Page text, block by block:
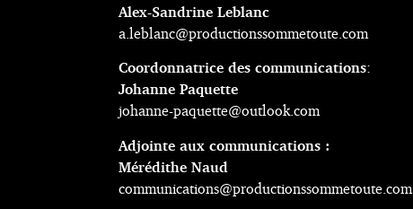
Alex-Sandrine Leblanc
a.leblanc@productionssommetoute.com
Coordonnatrice des communications:
Johanne Paquette
johanne-paquette@outlook.com
Adjointe aux communications :
Mérédithe Naud
communications@productionssommetoute.com